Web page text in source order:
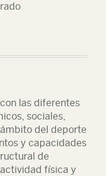
las diferentes
sociales,
del deporte
y capacidades
de
física y